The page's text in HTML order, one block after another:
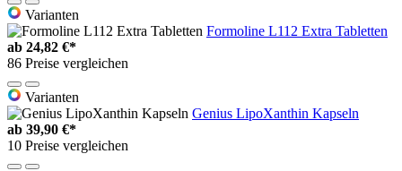
Varianten
Formoline L112 Extra Tabletten
ab 24,82 €*
86 Preise vergleichen
Varianten
Genius LipoXanthin Kapseln
ab 39,90 €*
10 Preise vergleichen